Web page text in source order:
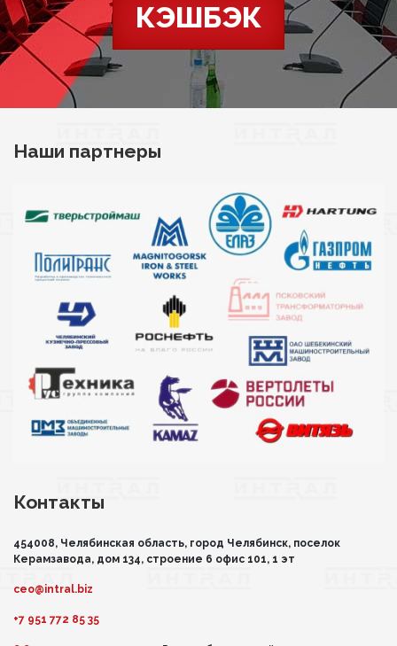
КЭШБЭК
Наши партнеры
Контакты
454008, Челябинская область, город Челябинск, поселок
Керамзавода, дом 134, строение 6 офис 101, 1 эт
ceo@intral.biz
+7 951 772 85 35